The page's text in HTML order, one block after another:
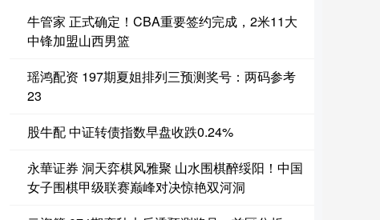
牛管家 正式确定！CBA重要签约完成，2米11大
中锋加盟山西男篮
瑶鸿配资 197期夏姐排列三预测奖号：两码参考
23
股牛配 中证转债指数早盘收跌0.24%
永華证券 洞天弈棋风雅聚 山水围棋醉绥阳！中国
女子围棋甲级联赛巅峰对决惊艳双河洞